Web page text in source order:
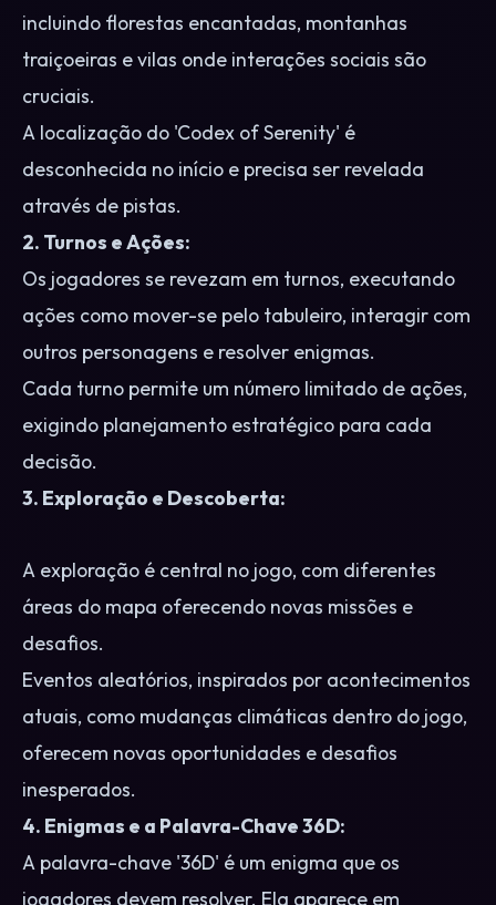
incluindo florestas encantadas, montanhas
traiçoeiras e vilas onde interações sociais são
cruciais.
A localização do 'Codex of Serenity' é
desconhecida no início e precisa ser revelada
através de pistas.
2. Turnos e Ações:
Os jogadores se revezam em turnos, executando
ações como mover-se pelo tabuleiro, interagir com
outros personagens e resolver enigmas.
Cada turno permite um número limitado de ações,
exigindo planejamento estratégico para cada
decisão.
3. Exploração e Descoberta:
A exploração é central no jogo, com diferentes
áreas do mapa oferecendo novas missões e
desafios.
Eventos aleatórios, inspirados por acontecimentos
atuais, como mudanças climáticas dentro do jogo,
oferecem novas oportunidades e desafios
inesperados.
4. Enigmas e a Palavra-Chave 36D:
A palavra-chave '36D' é um enigma que os
jogadores devem resolver. Ela aparece em